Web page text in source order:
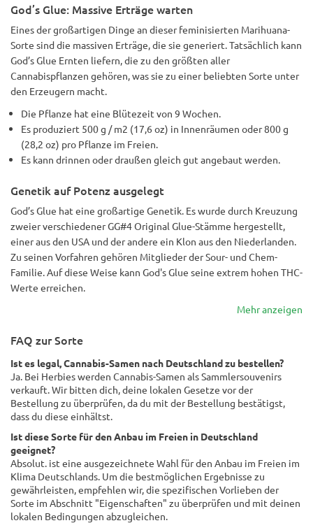
God’s Glue: Massive Erträge warten
Eines der großartigen Dinge an dieser feminisierten Marihuana-
Sorte sind die massiven Erträge, die sie generiert. Tatsächlich kann
God’s Glue Ernten liefern, die zu den größten aller
Cannabispflanzen gehören, was sie zu einer beliebten Sorte unter
den Erzeugern macht.
Die Pflanze hat eine Blütezeit von 9 Wochen.
Es produziert 500 g / m2 (17,6 oz) in Innenräumen oder 800 g
(28,2 oz) pro Pflanze im Freien.
Es kann drinnen oder draußen gleich gut angebaut werden.
Genetik auf Potenz ausgelegt
God’s Glue hat eine großartige Genetik. Es wurde durch Kreuzung
zweier verschiedener GG#4 Original Glue-Stämme hergestellt,
einer aus den USA und der andere ein Klon aus den Niederlanden.
Zu seinen Vorfahren gehören Mitglieder der Sour- und Chem-
Familie. Auf diese Weise kann God's Glue seine extrem hohen THC-
Werte erreichen.
Mehr anzeigen
FAQ zur Sorte
Ist es legal, Cannabis-Samen nach Deutschland zu bestellen?
Ja. Bei Herbies werden Cannabis-Samen als Sammlersouvenirs
verkauft. Wir bitten dich, deine lokalen Gesetze vor der
Bestellung zu überprüfen, da du mit der Bestellung bestätigst,
dass du diese einhältst.
Ist diese Sorte für den Anbau im Freien in Deutschland
geeignet?
Absolut. ist eine ausgezeichnete Wahl für den Anbau im Freien im
Klima Deutschlands. Um die bestmöglichen Ergebnisse zu
gewährleisten, empfehlen wir, die spezifischen Vorlieben der
Sorte im Abschnitt "Eigenschaften" zu überprüfen und mit deinen
lokalen Bedingungen abzugleichen.